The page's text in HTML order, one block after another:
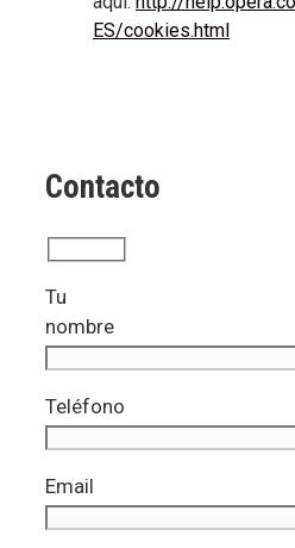
ES/cookies.html
Contacto
Tu
nombre
Teléfono
Email